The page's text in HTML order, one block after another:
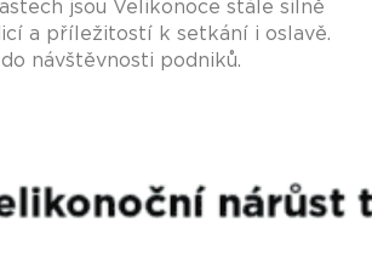
jsou Velikonoce stále silně
a příležitostí k setkání i oslavě.
návštěvnosti podniků.